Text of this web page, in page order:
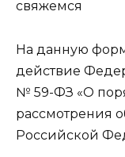
свяжемся
На данную
действие
№ 59-ФЗ «О
рассмотрения
Российской